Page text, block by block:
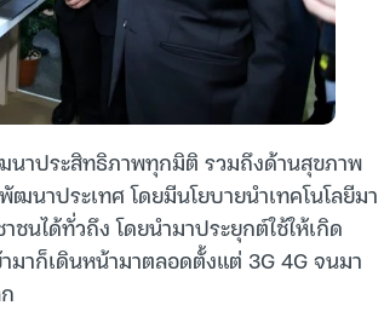
นาประสิทธิภาพทุกมิติ รวมถึงด้านสุขภาพ
นาประเทศ โดยมีนโยบายนำเทคโนโลยีมา
นได้ทั่วถึง โดยนำมาประยุกต์ใช้ให้เกิด
าก็เดินหน้ามาตลอดตั้งแต่ 3G 4G จนมา